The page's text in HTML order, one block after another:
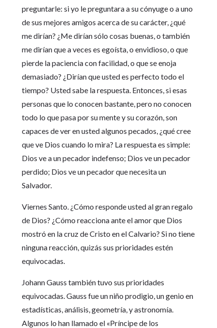
preguntarle: si yo le preguntara a su cónyuge o a uno
de sus mejores amigos acerca de su carácter, ¿qué
me dirían? ¿Me dirían sólo cosas buenas, o también
me dirían que a veces es egoísta, o envidioso, o que
pierde la paciencia con facilidad, o que se enoja
demasiado? ¿Dirían que usted es perfecto todo el
tiempo? Usted sabe la respuesta. Entonces, si esas
personas que lo conocen bastante, pero no conocen
todo lo que pasa por su mente y su corazón, son
capaces de ver en usted algunos pecados, ¿qué cree
que ve Dios cuando lo mira? La respuesta es simple:
Dios ve a un pecador indefenso; Dios ve un pecador
perdido; Dios ve un pecador que necesita un
Salvador.
Viernes Santo. ¿Cómo responde usted al gran regalo
de Dios? ¿Cómo reacciona ante el amor que Dios
mostró en la cruz de Cristo en el Calvario? Si no tiene
ninguna reacción, quizás sus prioridades estén
equivocadas.
Johann Gauss también tuvo sus prioridades
equivocadas. Gauss fue un niño prodigio, un genio en
estadísticas, análisis, geometría, y astronomía.
Algunos lo han llamado el «Príncipe de los